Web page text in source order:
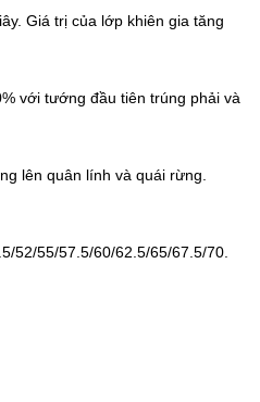
Giá trị của lớp khiên gia tăng
với tướng đầu tiên trúng phải và
lên quân lính và quái rừng.
52/55/57.5/60/62.5/65/67.5/70.